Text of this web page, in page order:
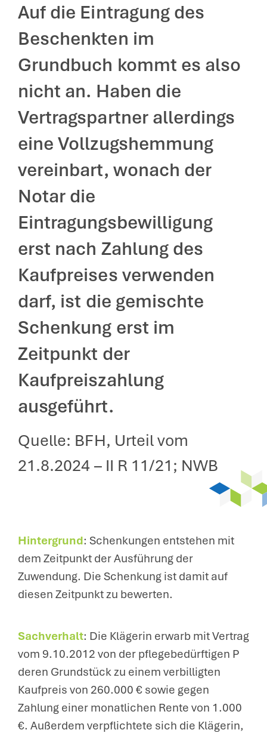
Auf die Eintragung des
Beschenkten im
Grundbuch kommt es also
nicht an. Haben die
Vertragspartner allerdings
eine Vollzugshemmung
vereinbart, wonach der
Notar die
Eintragungsbewilligung
erst nach Zahlung des
Kaufpreises verwenden
darf, ist die gemischte
Schenkung erst im
Zeitpunkt der
Kaufpreiszahlung
ausgeführt.
Quelle: BFH, Urteil vom
21.8.2024 – II R 11/21; NWB
Hintergrund: Schenkungen entstehen mit
dem Zeitpunkt der Ausführung der
Zuwendung. Die Schenkung ist damit auf
diesen Zeitpunkt zu bewerten.
Sachverhalt: Die Klägerin erwarb mit Vertrag
vom 9.10.2012 von der pflegebedürftigen P
deren Grundstück zu einem verbilligten
Kaufpreis von 260.000 € sowie gegen
Zahlung einer monatlichen Rente von 1.000
€. Außerdem verpflichtete sich die Klägerin,